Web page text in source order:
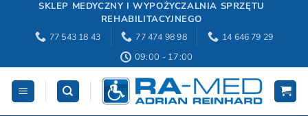
Przewiń
zawartości
SKLEP MEDYCZNY I WYPOŻYCZALNIA SPRZĘTU
REHABILITACYJNEGO
77 543 18 43 77 474 98 98 14 646 79 29
09:00 - 17:00